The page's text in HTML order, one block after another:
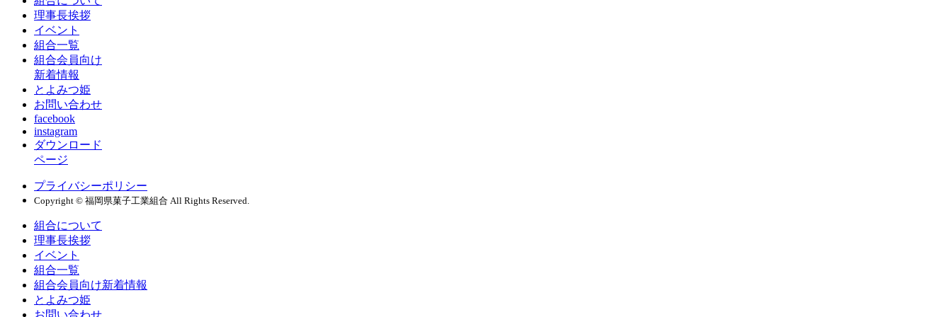
理事長挨拶
イベント
組合一覧
組合会員向け
新着情報
とよみつ姫
お問い合わせ
facebook
instagram
ダウンロード
ページ
プライバシーポリシー
Copyright © 福岡県菓子工業組合 All Rights Reserved.
組合について
理事長挨拶
イベント
組合一覧
組合会員向け新着情報
とよみつ姫